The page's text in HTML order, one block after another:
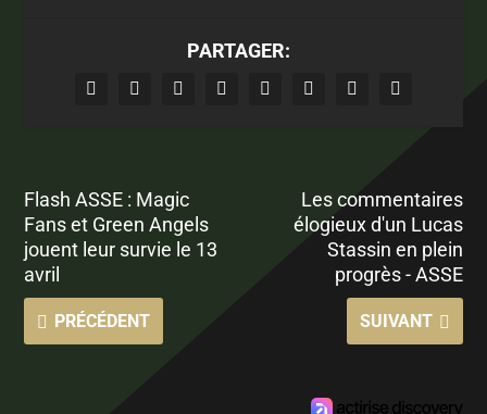
PARTAGER:
Flash ASSE : Magic
Fans et Green Angels
jouent leur survie le 13
avril
PRÉCÉDENT
Les commentaires
élogieux d'un Lucas
Stassin en plein
progrès - ASSE
SUIVANT